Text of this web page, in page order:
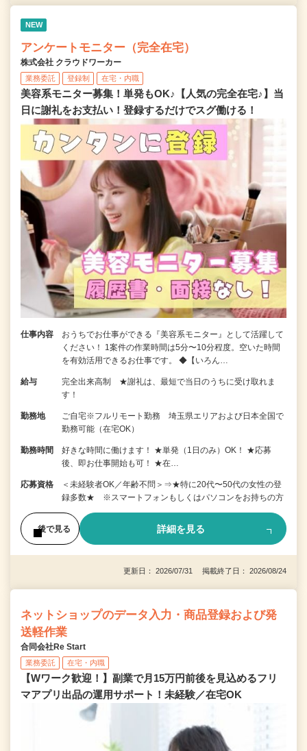
NEW
アンケートモニター（完全在宅）
株式会社 クラウドワーカー
業務委託 登録制 在宅・内職
美容系モニター募集！単発もOK♪【人気の完全在宅♪】当
日に謝礼をお支払い！登録するだけでスグ働ける！
仕事内容
おうちでお仕事ができる『美容系モニター』として活躍して
ください！ 1案件の作業時間は5分〜10分程度。空いた時間
を有効活用できるお仕事です。 ◆【いろん…
給与
完全出来高制 ★謝礼は、最短で当日のうちに受け取れま
す！
勤務地
ご自宅※フルリモート勤務 埼玉県エリアおよび日本全国で
勤務可能（在宅OK）
勤務時間
好きな時間に働けます！ ★単発（1日のみ）OK！ ★応募
後、即お仕事開始も可！ ★在…
応募資格
＜未経験者OK／年齢不問＞⇒★特に20代〜50代の女性の登
録多数★ ※スマートフォンもしくはパソコンをお持ちの方
後で見る 詳細を見る
更新日： 2026/07/31 掲載終了日： 2026/08/24
ネットショップのデータ入力・商品登録および発
送軽作業
合同会社Re Start
業務委託 在宅・内職
【Wワーク歓迎！】副業で月15万円前後を見込めるフリ
マアプリ出品の運用サポート！未経験／在宅OK